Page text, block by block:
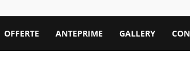
OFFERTE ANTEPRIME GALLERY